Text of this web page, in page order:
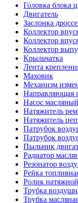
Головка блока
Двигатель
Заслонка
Коллектор
Коллектор
Коллектор
Крыльчатка
Лента
Маховик
Механизм
Насос масляный
Натяжитель
Натяжитель
Патрубок
Патрубок
Пыльник
Радиатор
Резонатор
Рейка
Ролик натяжной
Трубка
Трубка